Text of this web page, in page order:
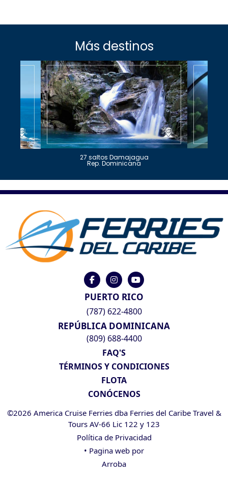
Más destinos
27 saltos Damajagua
Rep. Dominicana
PUERTO RICO
(787) 622-4800
REPÚBLICA DOMINICANA
(809) 688-4400
FAQ'S
TÉRMINOS Y CONDICIONES
FLOTA
CONÓCENOS
©2026 America Cruise Ferries dba Ferries del Caribe Travel &
Tours AV-66 Lic 122 y 123
Política de Privacidad
• Pagina web por
Arroba